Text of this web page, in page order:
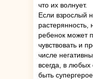
что их волнует.
Если взрослый
растерянность,
ребенок может
чувствовать и
числе
всегда, в любых
быть